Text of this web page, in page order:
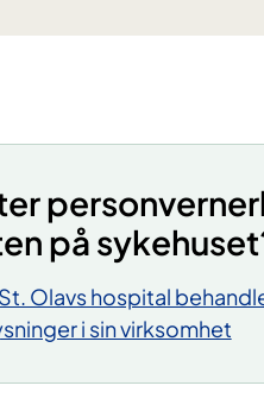
på
Olavs hospital
i sin virksomhet